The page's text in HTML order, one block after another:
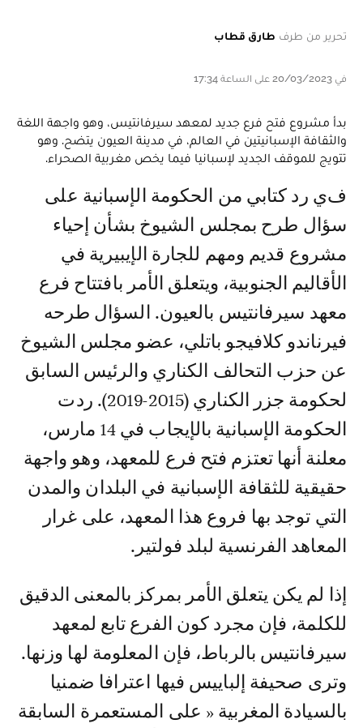
تحرير من طرف طارق قطاب
في 20/03/2023 على الساعة 17:34
بدأ مشروع فتح فرع جديد لمعهد سيرفانتيس، وهو واجهة اللغة
والثقافة الإسبانيتين في العالم، في مدينة العيون يتضح. وهو
تتويج للموقف الجديد لإسبانيا فيما يخص مغربية الصحراء.
في رد كتابي من الحكومة الإسبانية على
سؤال طرح بمجلس الشيوخ بشأن إحياء
مشروع قديم ومهم للجارة الإيبيرية في
الأقاليم الجنوبية، ويتعلق الأمر بافتتاح فرع
معهد سيرفانتيس بالعيون. السؤال طرحه
فيرناندو كلافيجو باتلي، عضو مجلس الشيوخ
عن حزب التحالف الكناري والرئيس السابق
لحكومة جزر الكناري (2015-2019). ردت
الحكومة الإسبانية بالإيجاب في 14 مارس،
معلنة أنها تعتزم فتح فرع للمعهد، وهو واجهة
حقيقية للثقافة الإسبانية في البلدان والمدن
التي توجد بها فروع هذا المعهد، على غرار
المعاهد الفرنسية لبلد فولتير.
إذا لم يكن يتعلق الأمر بمركز بالمعنى الدقيق
للكلمة، فإن مجرد كون الفرع تابع لمعهد
سيرفانتيس بالرباط، فإن المعلومة لها وزنها.
وترى صحيفة إلباييس فيها اعترافا ضمنيا
بالسيادة المغربية « على المستعمرة السابقة